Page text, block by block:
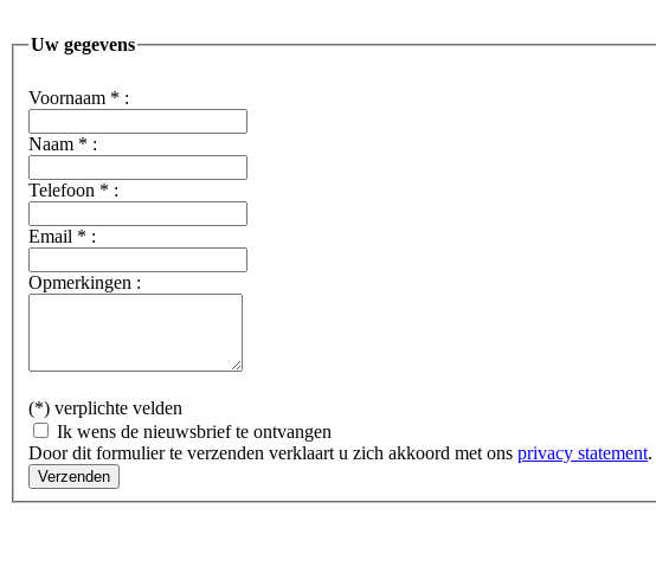
Uw gegevens
Voornaam * :
Naam * :
Telefoon * :
Email * :
Opmerkingen :
(*) verplichte velden
Ik wens de nieuwsbrief te ontvangen
Door dit formulier te verzenden verklaart u zich akkoord met ons privacy statement.
Verzenden